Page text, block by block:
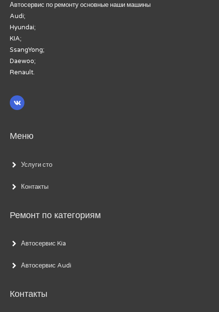
Автосервис по ремонту основные наши машины
Audi;
Hyundai;
KIA;
SsangYong;
Daewoo;
Renault.
Меню
Услуги сто
Контакты
Ремонт по категориям
Автосервис Kia
Автосервис Audi
Контакты